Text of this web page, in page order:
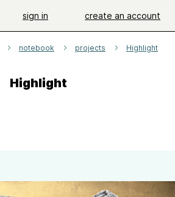
sign in create an account
notebook projects Highlight
Highlight